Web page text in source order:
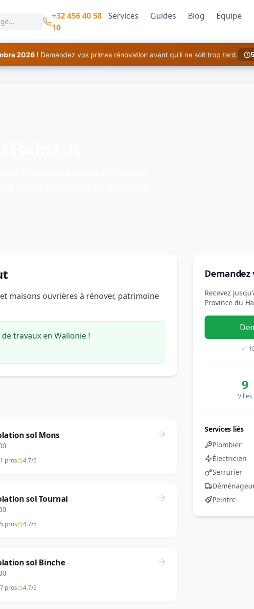
+32 456 40 58
10
Services Guides Blog Équipe
2026 ! Demandez vos primes rénovation avant qu'il ne soit trop tard.
maisons ouvrières à rénover, patrimoine
travaux en Wallonie !
sol Mons
pros 4.7/5
sol Tournai
pros 4.7/5
sol Binche
pros 4.7/5
Demandez
Recevez
Province du
✅
9
Villes
Services liés
Plombier
Électricien
Serrurier
Peintre